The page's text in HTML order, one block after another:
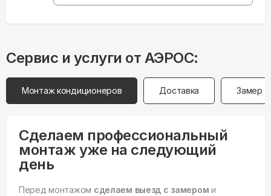
Сервис и услуги от АЭРОС:
Монтаж кондиционеров Доставка Замер
Сделаем профессиональный
монтаж уже на следующий
день
Перед монтажом сделаем выезд с замером и